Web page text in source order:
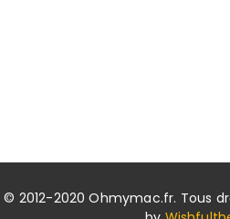
© 2012-2020 Ohmymac.fr. Tous